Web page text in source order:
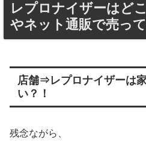
レプロナイザーはど
やネット通販で売っ
店舗⇒レプロナイザーは
い？！
残念ながら、